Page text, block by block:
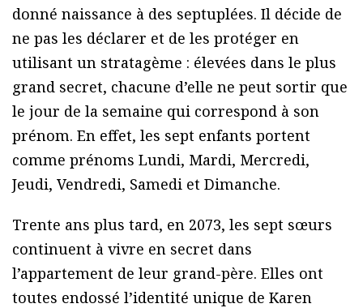
donné naissance à des septuplées. Il décide de
ne pas les déclarer et de les protéger en
utilisant un stratagème : élevées dans le plus
grand secret, chacune d’elle ne peut sortir que
le jour de la semaine qui correspond à son
prénom. En effet, les sept enfants portent
comme prénoms Lundi, Mardi, Mercredi,
Jeudi, Vendredi, Samedi et Dimanche.
Trente ans plus tard, en 2073, les sept sœurs
continuent à vivre en secret dans
l’appartement de leur grand-père. Elles ont
toutes endossé l’identité unique de Karen